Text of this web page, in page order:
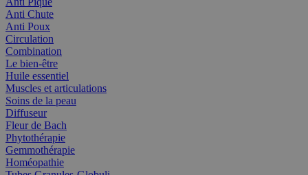
Anti Chute
Anti Poux
Circulation
Combination
Le bien-être
Huile essentiel
Muscles et articulations
Soins de la peau
Diffuseur
Fleur de Bach
Phytothérapie
Gemmothérapie
Homéopathie